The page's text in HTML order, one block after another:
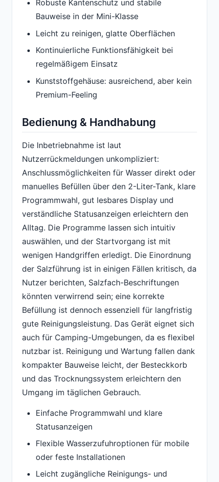
Robuste Kantenschutz und stabile
Bauweise in der Mini-Klasse
Leicht zu reinigen, glatte Oberflächen
Kontinuierliche Funktionsfähigkeit bei
regelmäßigem Einsatz
Kunststoffgehäuse: ausreichend, aber kein
Premium-Feeling
Bedienung & Handhabung
Die Inbetriebnahme ist laut
Nutzerrückmeldungen unkompliziert:
Anschlussmöglichkeiten für Wasser direkt oder
manuelles Befüllen über den 2-Liter-Tank, klare
Programmwahl, gut lesbares Display und
verständliche Statusanzeigen erleichtern den
Alltag. Die Programme lassen sich intuitiv
auswählen, und der Startvorgang ist mit
wenigen Handgriffen erledigt. Die Einordnung
der Salzführung ist in einigen Fällen kritisch, da
Nutzer berichten, Salzfach-Beschriftungen
könnten verwirrend sein; eine korrekte
Befüllung ist dennoch essenziell für langfristig
gute Reinigungsleistung. Das Gerät eignet sich
auch für Camping-Umgebungen, da es flexibel
nutzbar ist. Reinigung und Wartung fallen dank
kompakter Bauweise leicht, der Besteckkorb
und das Trocknungssystem erleichtern den
Umgang im täglichen Gebrauch.
Einfache Programmwahl und klare
Statusanzeigen
Flexible Wasserzufuhroptionen für mobile
oder feste Installationen
Leicht zugängliche Reinigungs- und